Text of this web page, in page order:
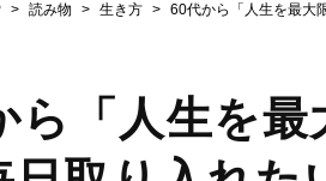
読み物 生き方 60代から「人生を最大
ら「人生を